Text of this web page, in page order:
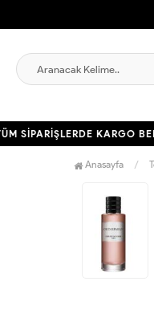
KARGO
Anasayfa